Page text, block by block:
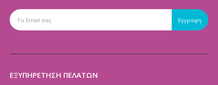
ΕΞΥΠΗΡΕΤΗΣΗ ΠΕΛΑΤΩΝ